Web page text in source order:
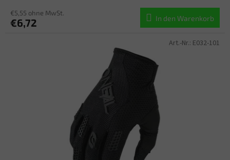
€5,55 ohne MwSt.
€6,72 In den Warenkorb
Art.-Nr.: E032-101